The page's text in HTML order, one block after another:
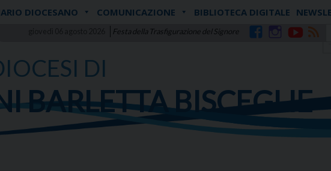
Festa della Trasfigurazione del Signore
DIOCESANO COMUNICAZIONE BIBLIOTECA DIGITALE
DI
BARLETTA BISCEGLIE